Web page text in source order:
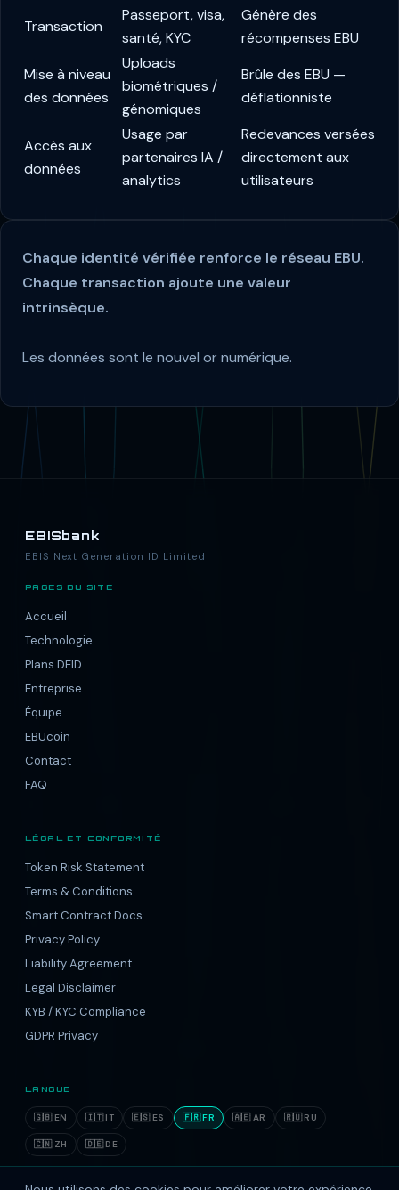
Transaction
Passeport, visa,
santé, KYC
Génère des
récompenses EBU
Mise à niveau
des données
Uploads
biométriques /
génomiques
Brûle des EBU —
déflationniste
Accès aux
données
Usage par
partenaires IA /
analytics
Redevances versées
directement aux
utilisateurs
Chaque identité vérifiée renforce le réseau EBU.
Chaque transaction ajoute une valeur
intrinsèque.
Les données sont le nouvel or numérique.
EBISbank
EBIS Next Generation ID Limited
PAGES DU SITE
Accueil
Technologie
Plans DEID
Entreprise
Équipe
EBUcoin
Contact
FAQ
LÉGAL ET CONFORMITÉ
Token Risk Statement
Terms & Conditions
Smart Contract Docs
Privacy Policy
Liability Agreement
Legal Disclaimer
KYB / KYC Compliance
GDPR Privacy
LANGUE
🇬🇧 EN 🇮🇹 IT 🇪🇸 ES 🇫🇷 FR 🇦🇪 AR 🇷🇺 RU
🇨🇳 ZH 🇩🇪 DE